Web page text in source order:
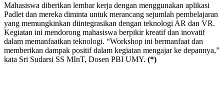
Mahasiswa diberikan lembar kerja dengan menggunakan aplikasi
Padlet dan mereka diminta untuk merancang sejumlah pembelajaran
yang memungkinkan diintegrasikan dengan teknologi AR dan VR.
Kegiatan ini mendorong mahasiswa berpikir kreatif dan inovatif
dalam memanfaatkan teknologi. “Workshop ini bermanfaat dan
memberikan dampak positif dalam kegiatan mengajar ke depannya,”
kata Sri Sudarsi SS MInT, Dosen PBI UMY. (*)